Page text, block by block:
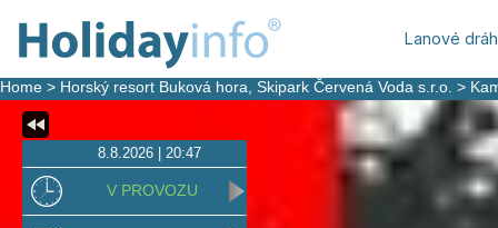
8.8.2026 | 20:47
V PROVOZU
Lanové
Home > Horský resort Buková hora, Skipark Červená Voda s.r.o. >